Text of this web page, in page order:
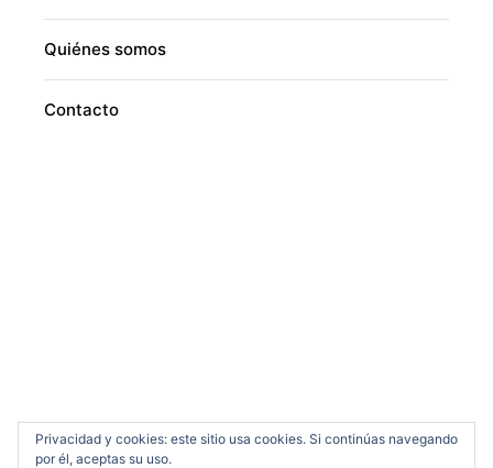
Quiénes somos
Contacto
Privacidad y cookies: este sitio usa cookies. Si continúas navegando
por él, aceptas su uso.